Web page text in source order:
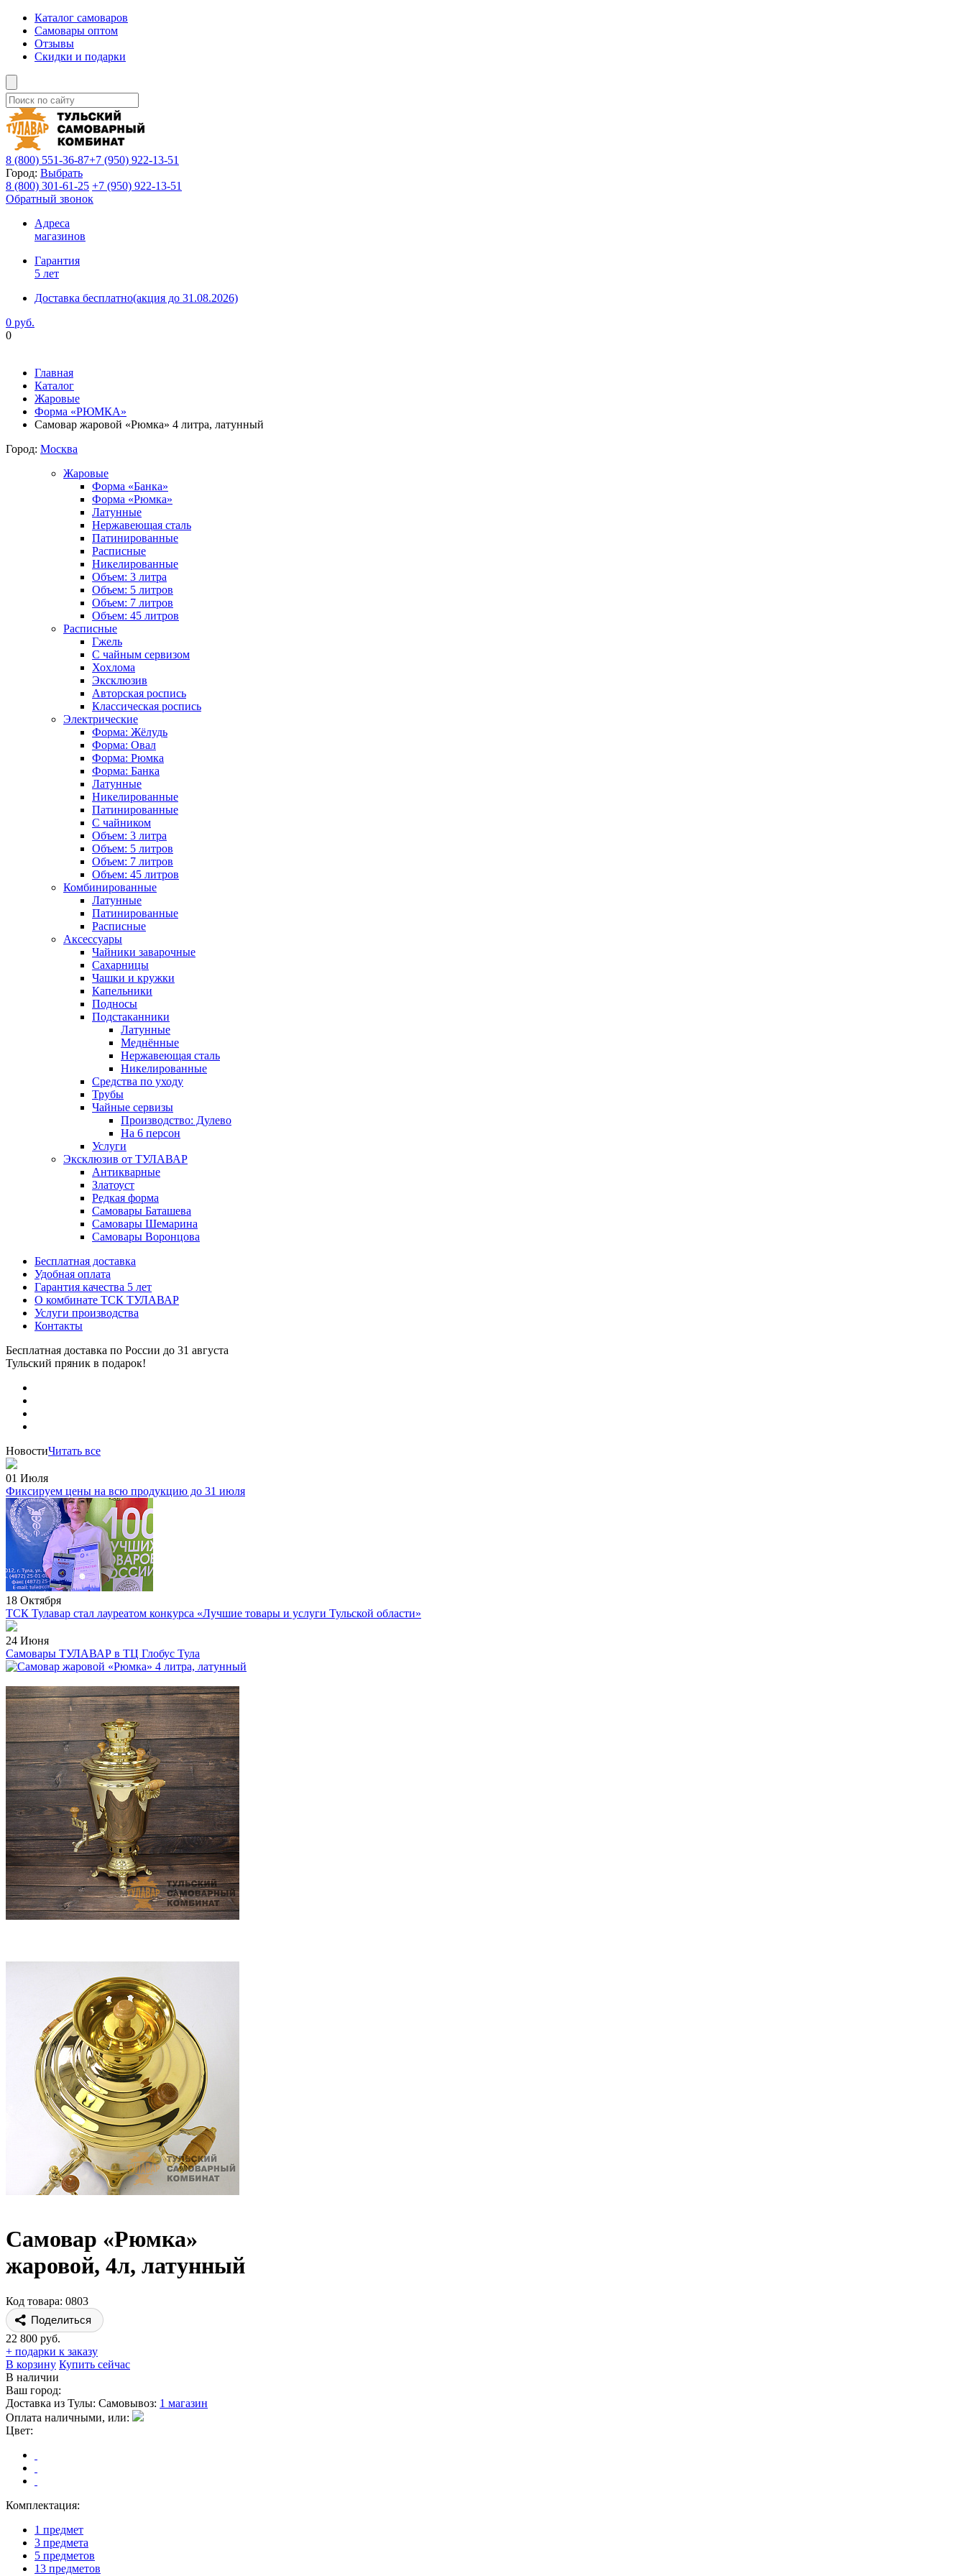
Каталог самоваров
Самовары оптом
Отзывы
Скидки и подарки
8 (800) 551-36-87+7 (950) 922-13-51
Город: Выбрать
8 (800) 301-61-25 +7 (950) 922-13-51
Обратный звонок
Адреса
магазинов
Гарантия
5 лет
Доставка бесплатно(акция до 31.08.2026)
0 руб.
0
Главная
Каталог
Жаровые
Форма «РЮМКА»
Самовар жаровой «Рюмка» 4 литра, латунный
Город: Москва
Жаровые
Форма «Банка»
Форма «Рюмка»
Латунные
Нержавеющая сталь
Патинированные
Расписные
Никелированные
Объем: 3 литра
Объем: 5 литров
Объем: 7 литров
Объем: 45 литров
Расписные
Гжель
С чайным сервизом
Хохлома
Эксклюзив
Авторская роспись
Классическая роспись
Электрические
Форма: Жёлудь
Форма: Овал
Форма: Рюмка
Форма: Банка
Латунные
Никелированные
Патинированные
С чайником
Объем: 3 литра
Объем: 5 литров
Объем: 7 литров
Объем: 45 литров
Комбинированные
Латунные
Патинированные
Расписные
Аксессуары
Чайники заварочные
Сахарницы
Чашки и кружки
Капельники
Подносы
Подстаканники
Латунные
Меднённые
Нержавеющая сталь
Никелированные
Средства по уходу
Трубы
Чайные сервизы
Производство: Дулево
На 6 персон
Услуги
Эксклюзив от ТУЛАВАР
Антикварные
Златоуст
Редкая форма
Самовары Баташева
Самовары Шемарина
Самовары Воронцова
Бесплатная доставка
Удобная оплата
Гарантия качества 5 лет
О комбинате ТСК ТУЛАВАР
Услуги производства
Контакты
Бесплатная доставка по России до 31 августа
Тульский пряник в подарок!
НовостиЧитать все
01 Июля
Фиксируем цены на всю продукцию до 31 июля
18 Октября
ТСК Тулавар стал лауреатом конкурса «Лучшие товары и услуги Тульской области»
24 Июня
Самовары ТУЛАВАР в ТЦ Глобус Тула
Самовар «Рюмка»
жаровой, 4л, латунный
Код товара: 0803
Поделиться
22 800 руб.
+ подарки к заказу
В корзину Купить сейчас
В наличии
Ваш город:
Доставка из Тулы: Самовывоз: 1 магазин
Оплата наличными, или:
Цвет:
Комплектация:
1 предмет
3 предмета
5 предметов
13 предметов